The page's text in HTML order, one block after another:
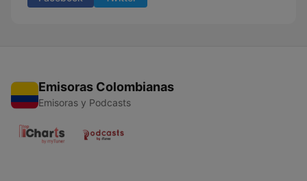
Emisoras Colombianas
Emisoras y Podcasts